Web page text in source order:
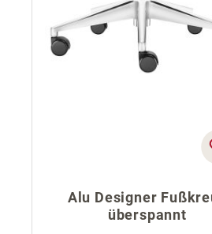
Alu Designer
überspannt